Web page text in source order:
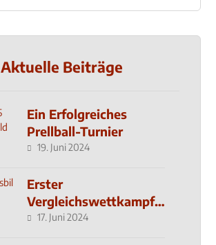
Aktuelle Beiträge
Ein Erfolgreiches
Prellball-Turnier
19. Juni 2024
Erster
Vergleichswettkampf
seit 2019
17. Juni 2024